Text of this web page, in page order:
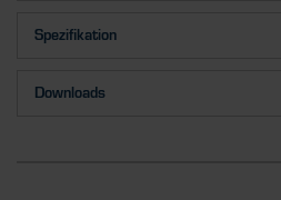
Spezifikation
Downloads